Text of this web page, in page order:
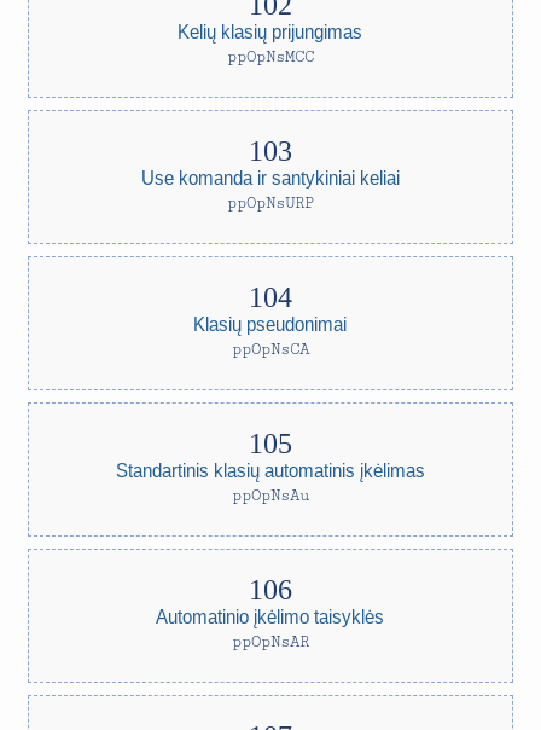
Kelių klasių prijungimas
ppOpNsMCC
Use komanda ir santykiniai keliai
ppOpNsURP
Klasių pseudonimai
ppOpNsCA
Standartinis klasių automatinis įkėlimas
ppOpNsAu
Automatinio įkėlimo taisyklės
ppOpNsAR